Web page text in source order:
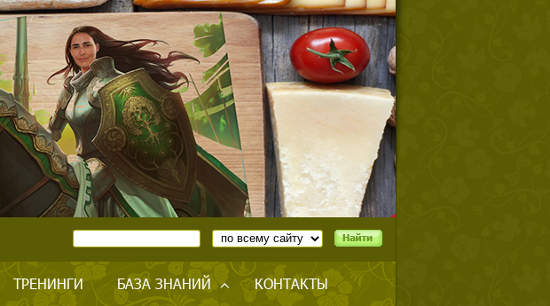
ТРЕНИНГИ БАЗА ЗНАНИЙ КОНТАКТЫ